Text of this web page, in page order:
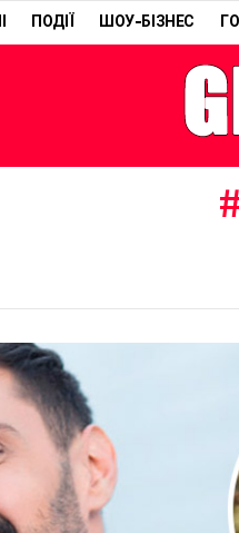
ПОДІЇ ШОУ-БІЗНЕС